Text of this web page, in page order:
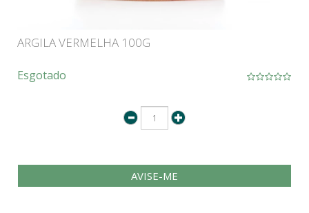
ARGILA VERMELHA 100G
Esgotado
AVISE-ME